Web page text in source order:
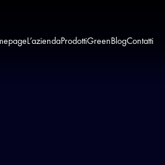
L’aziendaProdottiGreenBlogContatti